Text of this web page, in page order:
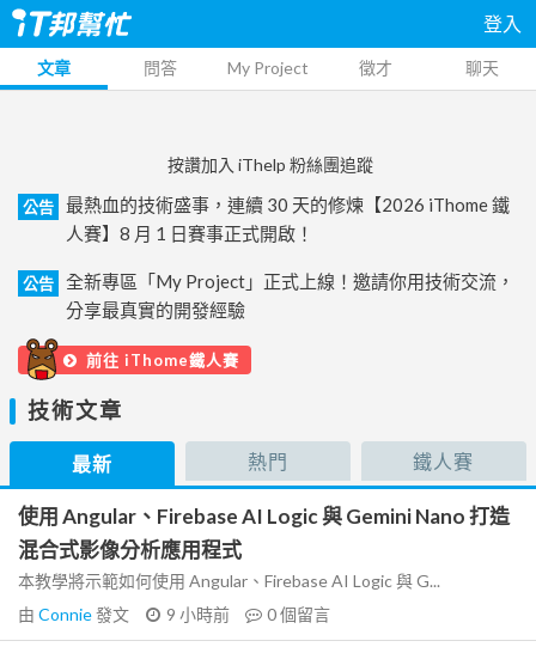
登入
文章 問答 My Project 徵才 聊天
按讚加入 iThelp 粉絲團追蹤
公告
最熱血的技術盛事，連續 30 天的修煉【2026 iThome 鐵
人賽】8 月 1 日賽事正式開啟！
公告
全新專區「My Project」正式上線！邀請你用技術交流，
分享最真實的開發經驗
前往 iThome鐵人賽
技術文章
最新 熱門 鐵人賽
使用 Angular、Firebase AI Logic 與 Gemini Nano 打造
混合式影像分析應用程式
本教學將示範如何使用 Angular、Firebase AI Logic 與 G...
由 Connie發文 9 小時前 0個留言